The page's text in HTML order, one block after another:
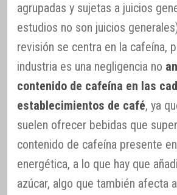
agrupadas y sujetas a juicios
estudios no son juicios
revisión se centra en la cafeína,
industria es una negligencia no
contenido de cafeína en las
establecimientos de café, ya
suelen ofrecer bebidas que
contenido de cafeína presente
energética, a lo que hay que
azúcar, algo que también afecta